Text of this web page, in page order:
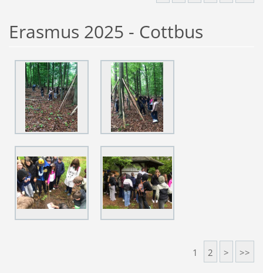
Erasmus 2025 - Cottbus
1 2 > >>